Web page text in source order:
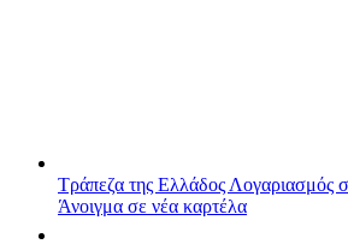
Τράπεζα της Ελλάδος Λογαριασμός
Άνοιγμα σε νέα καρτέλα